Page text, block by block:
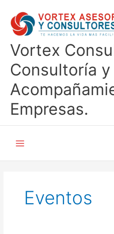
contenido
Vortex
Consultoría y
Empresas.
Eventos